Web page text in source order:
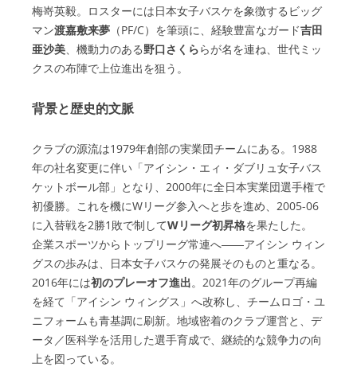
梅嵜英毅。ロスターには日本女子バスケを象徴するビッグ
マン渡嘉敷来夢 （PF/C）を筆頭に、経験豊富なガード吉田
亜沙美、機動力のある野口さくららが名を連ね、世代ミッ
クスの布陣で上位進出を狙う。
背景と歴史的文脈
クラブの源流は1979年創部の実業団チームにある。1988
年の社名変更に伴い「アイシン・エィ・ダブリュ女子バス
ケットボール部」となり、2000年に全日本実業団選手権で
初優勝。これを機にWリーグ参入へと歩を進め、2005-06
に入替戦を2勝1敗で制してWリーグ初昇格を果たした。
企業スポーツからトップリーグ常連へ――アイシン ウィン
グスの歩みは、日本女子バスケの発展そのものと重なる。
2016年には初のプレーオフ進出。2021年のグループ再編
を経て「アイシン ウィングス」へ改称し、チームロゴ・ユ
ニフォームも青基調に刷新。地域密着のクラブ運営と、デ
ータ／医科学を活用した選手育成で、継続的な競争力の向
上を図っている。